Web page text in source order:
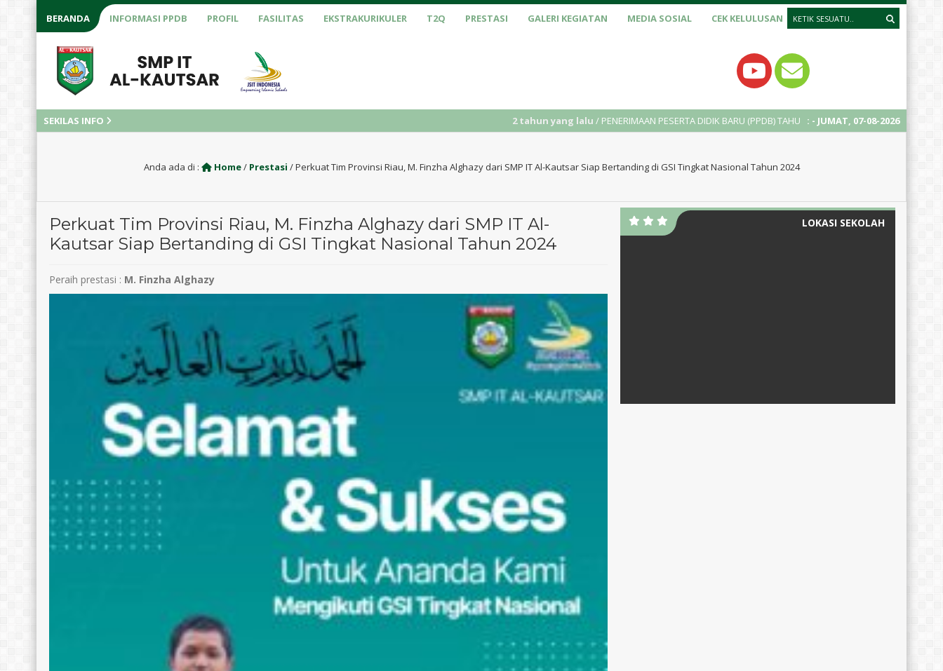
BERANDA INFORMASI PPDB PROFIL FASILITAS EKSTRAKURIKULER T2Q PRESTASI GALERI KEGIATAN MEDIA SOSIAL CEK KELULUSAN
SEKILAS INFO : - JUMAT, 07-08-2026
2 tahun yang lalu/ PENERIMAAN PESERTA DIDIK BARU (PPDB) TAHUN AJARAN 2025/2026 2 tahun yang lalu
Anda ada di : Home/ Prestasi /Perkuat Tim Provinsi Riau, M. Finzha Alghazy dari SMP IT Al-Kautsar Siap Bertanding di GSI Tingkat Nasional Tahun 2024
Perkuat Tim Provinsi Riau, M. Finzha Alghazy dari SMP IT Al-
Kautsar Siap Bertanding di GSI Tingkat Nasional Tahun 2024
Peraih prestasi : M. Finzha Alghazy
LOKASI SEKOLAH